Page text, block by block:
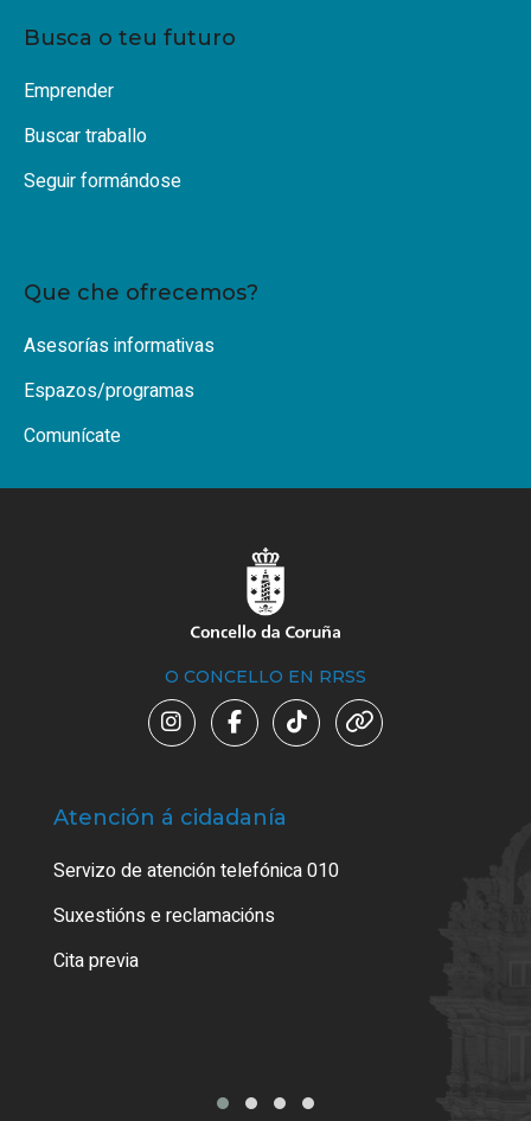
Busca o teu futuro
Emprender
Buscar traballo
Seguir formándose
Que che ofrecemos?
Asesorías informativas
Espazos/programas
Comunícate
O CONCELLO EN RRSS
Atención á cidadanía
Servizo de atención telefónica 010
Suxestións e reclamacións
Cita previa